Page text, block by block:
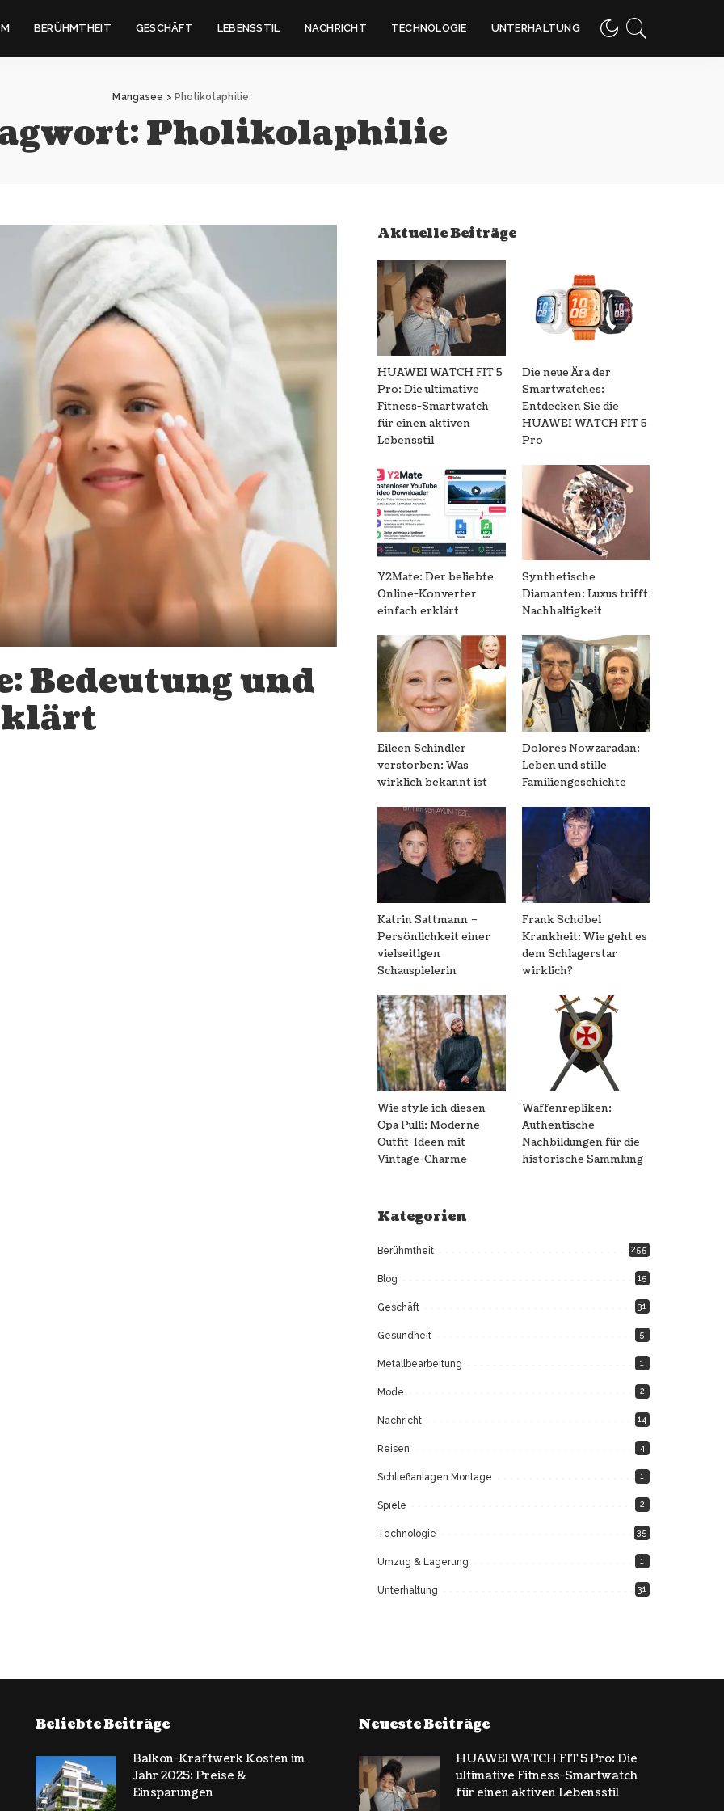
BERÜHMTHEIT GESCHÄFT LEBENSSTIL NACHRICHT TECHNOLOGIE UNTERHALTUNG
Mangasee > Pholikolaphilie
Pholikolaphilie
Bedeutung und
Aktuelle Beiträge
HUAWEI WATCH FIT 5
Pro: Die ultimative
Fitness-Smartwatch
für einen aktiven
Lebensstil
Die neue Ära der
Smartwatches:
Entdecken Sie die
HUAWEI WATCH FIT 5
Pro
Y2Mate: Der beliebte
Online-Konverter
einfach erklärt
Synthetische
Diamanten: Luxus trifft
Nachhaltigkeit
Eileen Schindler
verstorben: Was
wirklich bekannt ist
Dolores Nowzaradan:
Leben und stille
Familiengeschichte
Katrin Sattmann –
Persönlichkeit einer
vielseitigen
Schauspielerin
Frank Schöbel
Krankheit: Wie geht es
dem Schlagerstar
wirklich?
Wie style ich diesen
Opa Pulli: Moderne
Outfit-Ideen mit
Vintage-Charme
Waffenrepliken:
Authentische
Nachbildungen für die
historische Sammlung
Kategorien
Berühmtheit 255
Blog 15
Geschäft 31
Gesundheit 5
Metallbearbeitung 1
Mode 2
Nachricht 14
Reisen 4
Schließanlagen Montage 1
Spiele 2
Technologie 35
Umzug & Lagerung 1
Unterhaltung 31
Beliebte Beiträge
Balkon-Kraftwerk Kosten im
Jahr 2025: Preise &
Einsparungen
Neueste Beiträge
HUAWEI WATCH FIT 5 Pro: Die
ultimative Fitness-Smartwatch
für einen aktiven Lebensstil